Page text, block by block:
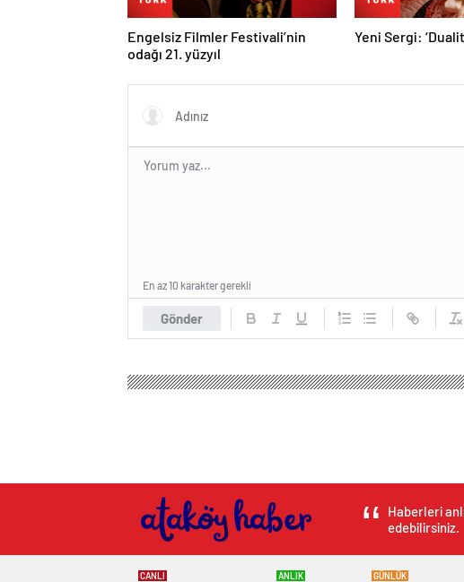
Engelsiz Filmler Festivali’nin
odağı 21. yüzyıl
Yeni Sergi:
Gönder
En az 10 karakter gerekli
Haberleri
edebilirsiniz.
CANLI ANLIK GÜNLÜK